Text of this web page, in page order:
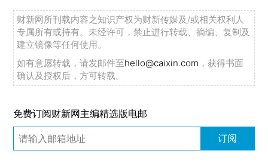
财新网所刊载内容之知识产权为财新传媒及/或相关权利人
专属所有或持有。未经许可，禁止进行转载、摘编、复制及
建立镜像等任何使用。
如有意愿转载，请发邮件至hello@caixin.com ，获得书面
确认及授权后，方可转载。
免费订阅财新网主编精选版电邮
订阅